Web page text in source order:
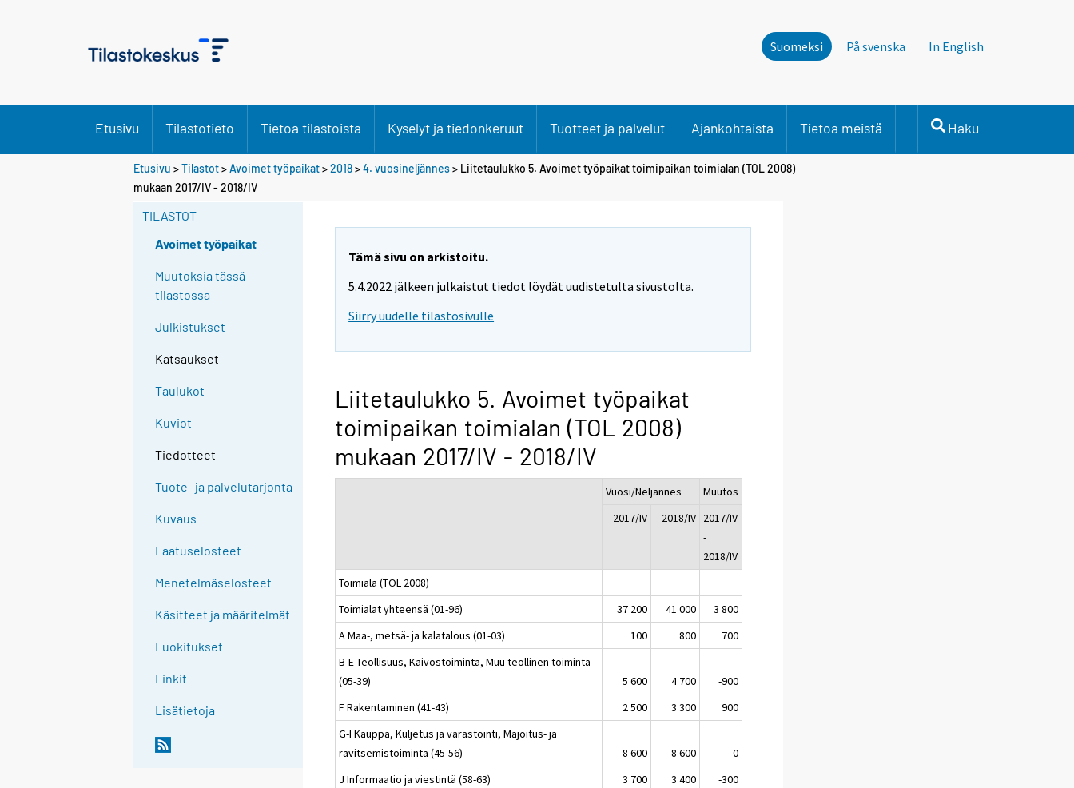
Suomeksi På svenska In English
Etusivu Tilastotieto Tietoa tilastoista Kyselyt ja tiedonkeruut Tuotteet ja palvelut Ajankohtaista Tietoa meistä Haku
Etusivu >Tilastot>Avoimet työpaikat>2018>4. vuosineljännes> Liitetaulukko 5. Avoimet työpaikat toimipaikan toimialan (TOL 2008)
mukaan 2017/IV - 2018/IV
TILASTOT
Avoimet työpaikat
Muutoksia tässä
tilastossa
Julkistukset
Katsaukset
Taulukot
Kuviot
Tiedotteet
Tuote- ja palvelutarjonta
Kuvaus
Laatuselosteet
Menetelmäselosteet
Käsitteet ja määritelmät
Luokitukset
Linkit
Lisätietoja
Tämä sivu on arkistoitu.
5.4.2022 jälkeen julkaistut tiedot löydät uudistetulta sivustolta.
Siirry uudelle tilastosivulle
Liitetaulukko 5. Avoimet työpaikat
toimipaikan toimialan (TOL 2008)
mukaan 2017/IV - 2018/IV
Vuosi/Neljännes
Muutos
2017/IV
2018/IV 2017/IV
-
2018/IV
Toimiala (TOL 2008)
Toimialat yhteensä (01-96)
37 200 41 000
3 800
A Maa-, metsä- ja kalatalous (01-03)
100 800
700
B-E Teollisuus, Kaivostoiminta, Muu teollinen toiminta
(05-39)
5 600 4 700
-900
F Rakentaminen (41-43)
2 500 3 300
900
G-I Kauppa, Kuljetus ja varastointi, Majoitus- ja
ravitsemistoiminta (45-56)
8 600 8 600
0
J Informaatio ja viestintä (58-63)
3 700 3 400
-300